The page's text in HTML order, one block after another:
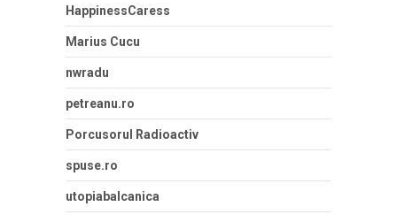
HappinessCaress
Marius Cucu
nwradu
petreanu.ro
Porcusorul Radioactiv
spuse.ro
utopiabalcanica